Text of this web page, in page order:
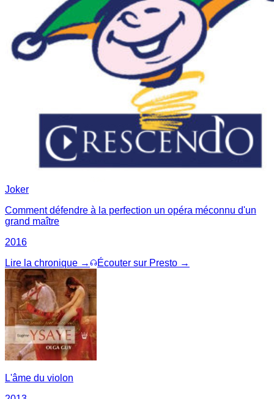
Joker
Comment défendre à la perfection un opéra méconnu d'un
grand maître
2016
Lire la chronique →
Écouter sur Presto →
L'âme du violon